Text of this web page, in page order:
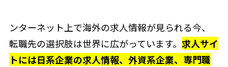
ンターネット上で海外の求人情報が見られる今、
転職先の選択肢は世界に広がっています。 求人サイ
トには日系企業の求人情報、外資系企業、専門職